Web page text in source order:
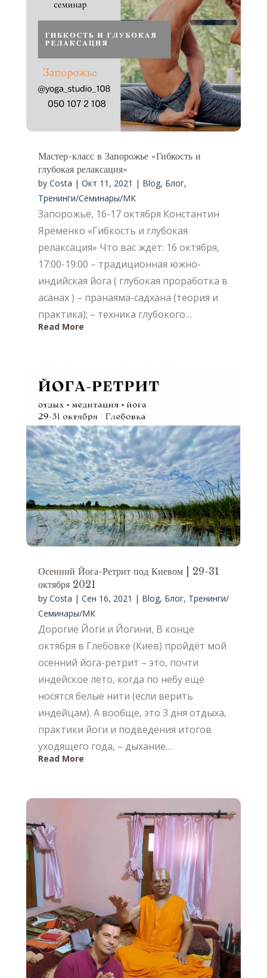
Мастер-класс в Запорожье «Гибкость и
глубокая релаксация»
by Costa | Окт 11, 2021 | Blog, Блог,
Тренинги/Семинары/МК
Запорожье, 16-17 октября Константин
Ярёменко «Гибкость и глубокая
релаксация» Что вас ждёт: 16 октября,
17:00-19:00 – традиционная южно-
индийская йога ( глубокая проработка в
асанах ) – пранаяма-садхана (теория и
практика); – техника глубокого…
Read More
Осенний Йога-Ретрит под Киевом | 29-31
октября 2021
by Costa | Сен 16, 2021 | Blog, Блог, Тренинги/
Семинары/МК
Дорогие Йоги и Йогини, В конце
октября в Глебовке (Киев) пройдёт мой
осенний йога-ретрит – это, почти
индейское лето, когда по небу ещё
носятся белые нити (если верить
индейцам). А вообще, это 3 дня отдыха,
практики йоги и подведения итогов
уходящего года, – дыхание…
Read More